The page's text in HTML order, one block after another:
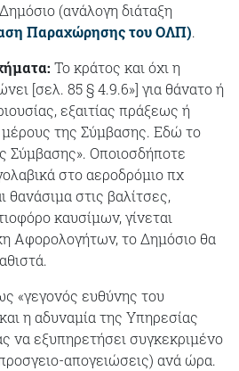
(ανάλογη διάταξη
Παραχώρησης του ΟΛΠ).
Το κράτος και όχι η
[σελ. 85 § 4.9.6»] για θάνατο ή
εξαιτίας πράξεως ή
της Σύμβασης. Εδώ το
Σύμβασης». Οποιοσδήποτε
στο αεροδρόμιο πχ
θανάσιμα στις βαλίτσες,
καυσίμων, γίνεται
Αφορολογήτων, το Δημόσιο θα
«γεγονός ευθύνης του
η αδυναμία της Υπηρεσίας
να εξυπηρετήσει συγκεκριμένο
απογειώσεις) ανά ώρα.